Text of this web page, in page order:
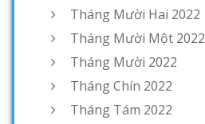
Tháng Mười Hai 2022
Tháng Mười Một 2022
Tháng Mười 2022
Tháng Chín 2022
Tháng Tám 2022